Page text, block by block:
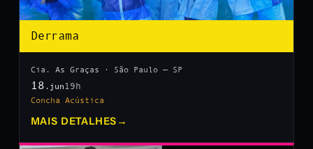
Derrama
Cia. As Graças · São Paulo — SP
18 .jun 19h
Concha Acústica
MAIS DETALHES →